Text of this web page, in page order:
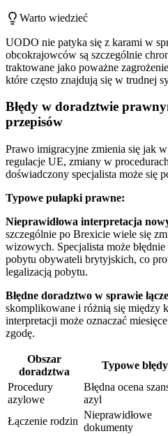
Warto wiedzieć
UODO nie patyka się z karami w
obcokrajowców są szczególnie
traktowane jako poważne
które często znajdują się w trudnej
Błędy w doradztwie
przepisów
Prawo imigracyjne zmienia się jak
regulacje UE, zmiany w
doświadczony specjalista może się
Typowe pułapki prawne:
Nieprawidłowa interpretacja
szczególnie po Brexicie wiele się
wizowych. Specjalista może
pobytu obywateli brytyjskich, co
legalizacją pobytu.
Błędne doradztwo w sprawie
skomplikowane i różnią się między
interpretacji może oznaczać
zgodę.
Obszar
doradztwa
Typowe błędy
Procedury
azylowe
Błędna ocena
azyl
Łączenie rodzin
Nieprawidłowe
dokumenty